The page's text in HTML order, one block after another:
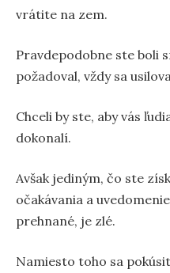
vrátite na zem.
Pravdepodobne ste boli
požadoval, vždy sa
Chceli by ste, aby vás
dokonalí.
Avšak jediným, čo ste
očakávania a
prehnané, je zlé.
Namiesto toho sa